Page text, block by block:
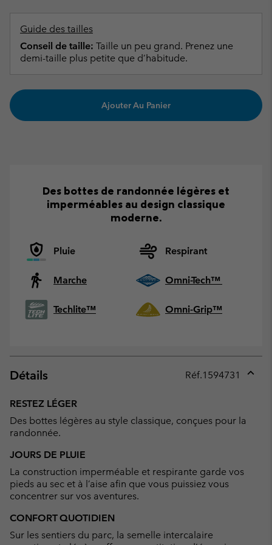
Guide des tailles
Conseil de taille: Taille un peu grand. Prenez une
demi-taille plus petite que d’habitude.
Ajouter Au Panier
Des bottes de randonnée légères et
imperméables au design classique
moderne.
Pluie Respirant
Marche Omni-Tech™
Techlite™ Omni-Grip™
Détails Réf.1594731
RESTEZ LÉGER
Des bottes légères au style classique, conçues pour la
randonnée.
JOURS DE PLUIE
La construction imperméable et respirante garde vos
pieds au sec et à l’aise afin que vous puissiez vous
concentrer sur vos aventures.
CONFORT QUOTIDIEN
Sur les sentiers du parc, la semelle intercalaire